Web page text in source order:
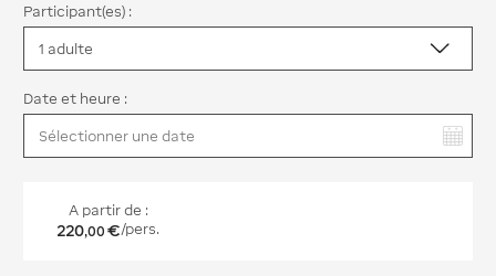
Participant(es) :
Date et heure :
A partir de :
220,00 €/pers.